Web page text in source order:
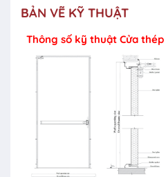
BẢN VẼ KỸ THUẬT
Thông số kỹ thuật Cửa